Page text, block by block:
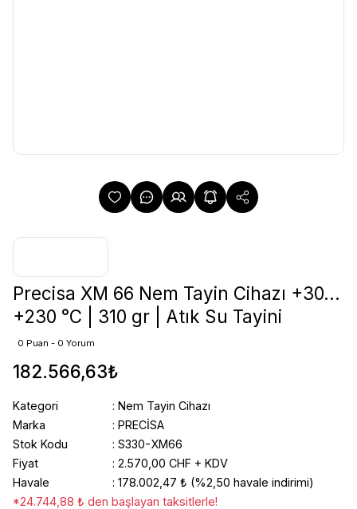
Precisa XM 66 Nem Tayin Cihazı +30...
+230 °C | 310 gr | Atık Su Tayini
0 Puan - 0 Yorum
182.566,63₺
Kategori
Nem Tayin Cihazı
Marka
PRECİSA
Stok Kodu
S330-XM66
Fiyat
2.570,00 CHF + KDV
Havale
178.002,47 ₺ (%2,50 havale indirimi)
*24.744,88 ₺ den başlayan taksitlerle!